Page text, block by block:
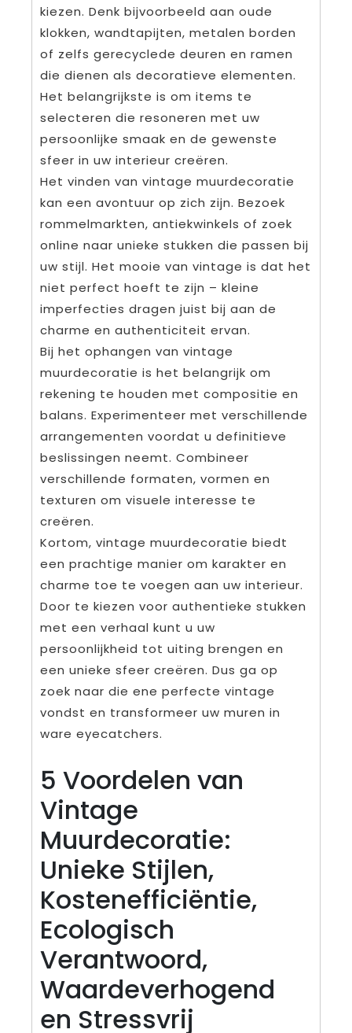
kiezen. Denk bijvoorbeeld aan oude
klokken, wandtapijten, metalen borden
of zelfs gerecyclede deuren en ramen
die dienen als decoratieve elementen.
Het belangrijkste is om items te
selecteren die resoneren met uw
persoonlijke smaak en de gewenste
sfeer in uw interieur creëren.
Het vinden van vintage muurdecoratie
kan een avontuur op zich zijn. Bezoek
rommelmarkten, antiekwinkels of zoek
online naar unieke stukken die passen bij
uw stijl. Het mooie van vintage is dat het
niet perfect hoeft te zijn – kleine
imperfecties dragen juist bij aan de
charme en authenticiteit ervan.
Bij het ophangen van vintage
muurdecoratie is het belangrijk om
rekening te houden met compositie en
balans. Experimenteer met verschillende
arrangementen voordat u definitieve
beslissingen neemt. Combineer
verschillende formaten, vormen en
texturen om visuele interesse te
creëren.
Kortom, vintage muurdecoratie biedt
een prachtige manier om karakter en
charme toe te voegen aan uw interieur.
Door te kiezen voor authentieke stukken
met een verhaal kunt u uw
persoonlijkheid tot uiting brengen en
een unieke sfeer creëren. Dus ga op
zoek naar die ene perfecte vintage
vondst en transformeer uw muren in
ware eyecatchers.
5 Voordelen van
Vintage
Muurdecoratie:
Unieke Stijlen,
Kostenefficiëntie,
Ecologisch
Verantwoord,
Waardeverhogend
en Stressvrij